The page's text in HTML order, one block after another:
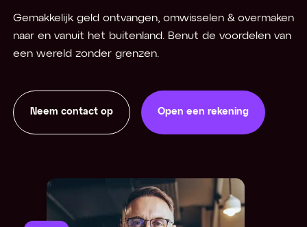
Gemakkelijk geld ontvangen, omwisselen & overmaken
naar en vanuit het buitenland. Benut de voordelen van
een wereld zonder grenzen.
Neem contact op Open een rekening
Open een rekening